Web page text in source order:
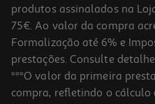
produtos assinalados na
75€. Ao valor da compra
Formalização até 6% e
prestações. Consulte detalhe
***O valor da primeira
compra, refletindo o